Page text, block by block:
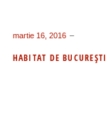
martie 16, 2016
HABITAT DE BUCUREŞTI